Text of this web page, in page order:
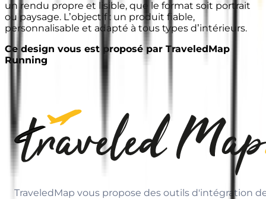
un rendu propre et lisible, que le format soit portrait
ou paysage. L’objectif : un produit fiable,
personnalisable et adapté à tous types d’intérieurs.
Ce design vous est proposé par TraveledMap
Running
TraveledMap vous propose des outils d'intégration